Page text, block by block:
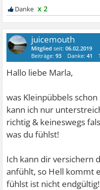
x 2
juicemouth
Mitglied seit:06.02.2019
Beiträge:93 Danke:41
Hallo liebe Marla,
was Kleinpübbels
kann ich nur
richtig & keineswegs
was du fühlst!
Ich kann dir versichern
anfühlt, so Hell kommt
fühlst ist nicht endgültig!